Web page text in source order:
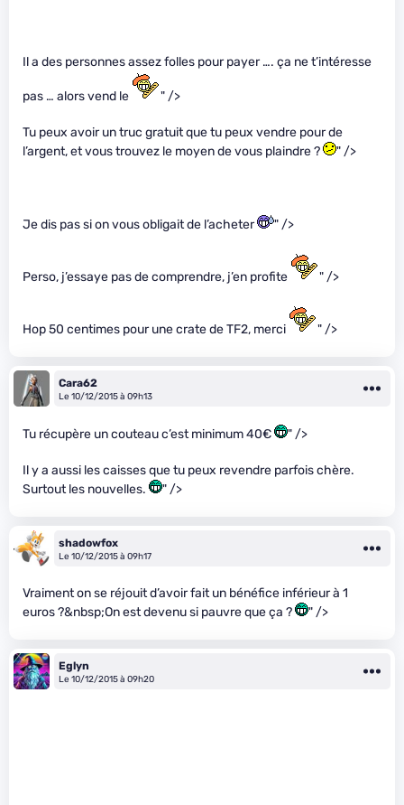
Il a des personnes assez folles pour payer …. ça ne t’intéresse
pas … alors vend le " />
Tu peux avoir un truc gratuit que tu peux vendre pour de
l’argent, et vous trouvez le moyen de vous plaindre ?
" />
Je dis pas si on vous obligait de l’acheter " />
Perso, j’essaye pas de comprendre, j’en profite " />
Hop 50 centimes pour une crate de TF2, merci " />
Cara62
Le 10/12/2015 à 09h13
Tu récupère un couteau c’est minimum 40€ " />
Il y a aussi les caisses que tu peux revendre parfois chère.
Surtout les nouvelles.
" />
shadowfox
Le 10/12/2015 à 09h17
Vraiment on se réjouit d’avoir fait un bénéfice inférieur à 1
euros ?&nbsp;On est devenu si pauvre que ça ?
" />
Eglyn
Le 10/12/2015 à 09h20